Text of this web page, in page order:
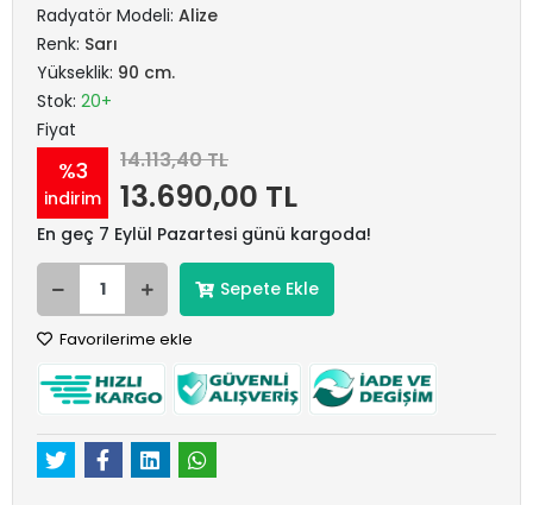
Radyatör Modeli: Alize
Renk: Sarı
Yükseklik: 90 cm.
Stok: 20+
Fiyat
%3
indirim
14.113,40 TL
13.690,00 TL
En geç 7 Eylül Pazartesi günü kargoda!
Sepete Ekle
Favorilerime ekle